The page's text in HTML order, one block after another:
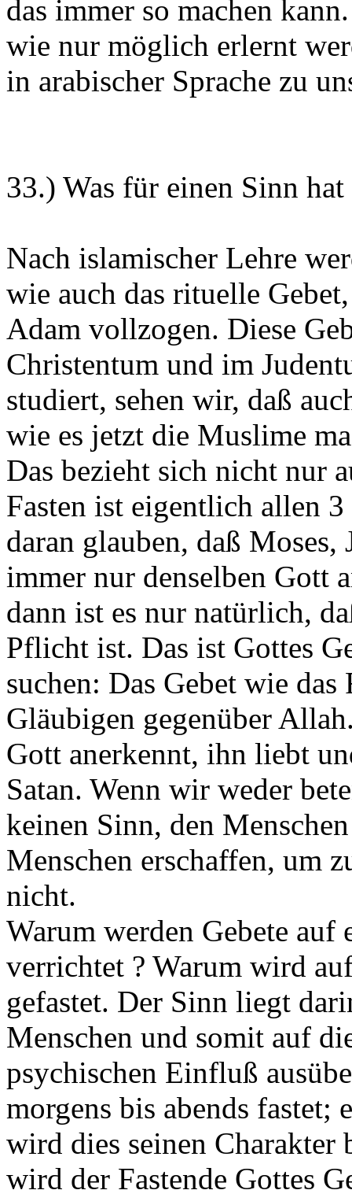
das immer so machen
wie nur möglich erlernt
in arabischer Sprache zu
33.) Was für einen Sinn hat
Nach islamischer Lehre
wie auch das rituelle
Adam vollzogen. Diese
Christentum und im
studiert, sehen wir, daß
wie es jetzt die Muslime
Das bezieht sich nicht nur
Fasten ist eigentlich allen
daran glauben, daß Moses,
immer nur denselben Gott
dann ist es nur natürlich,
Pflicht ist. Das ist Gottes
suchen: Das Gebet wie
Gläubigen gegenüber
Gott anerkennt, ihn liebt
Satan. Wenn wir weder
keinen Sinn, den
Menschen erschaffen, um
nicht.
Warum werden Gebete auf
verrichtet ? Warum wird
gefastet. Der Sinn liegt
Menschen und somit auf
psychischen Einfluß
morgens bis abends fastet;
wird dies seinen Charakter
wird der Fastende Gottes